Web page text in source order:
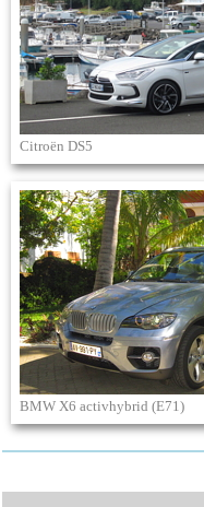
Citroën DS5
BMW X6 activhybrid (E71)